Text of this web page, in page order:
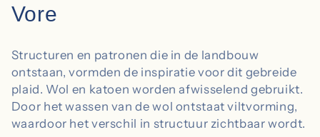
C
l
l
e
Vore
Structuren en patronen die in de landbouw
ontstaan, vormden de inspiratie voor dit gebreide
plaid. Wol en katoen worden afwisselend gebruikt.
Door het wassen van de wol ontstaat viltvorming,
waardoor het verschil in structuur zichtbaar wordt.